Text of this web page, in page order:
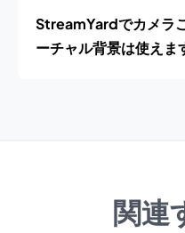
StreamYardでカメラ
ーチャル背景は使えま
関連